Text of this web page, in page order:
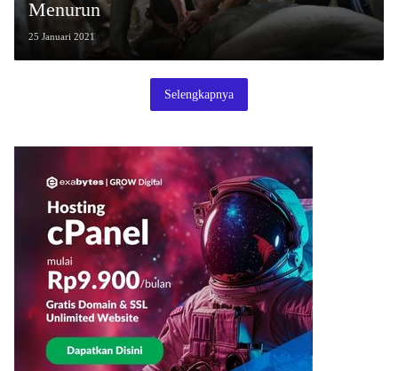
Menurun
25 Januari 2021
Selengkapnya